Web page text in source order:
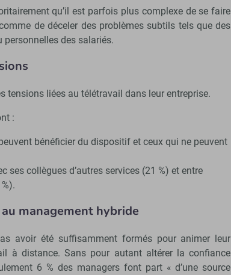
qu’il est parfois plus complexe de se faire
de déceler des problèmes subtils tels que des
des salariés.
tensions liées au télétravail dans leur entreprise.
:
bénéficier du dispositif et ceux qui ne peuvent
ses collègues d’autres services (21 %) et entre
management hybride
avoir été suffisamment formés pour animer leur
à distance. Sans pour autant altérer la confiance
6 % des managers font part « d’une source